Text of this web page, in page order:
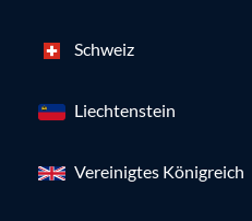
Schweiz
Liechtenstein
Vereinigtes Königreich